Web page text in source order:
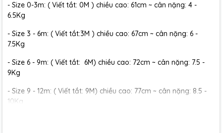
- Size 0-3m: ( Viết tắt: 0M ) chiều cao: 61cm ~ cân nặng: 4 -
6.5Kg
- Size 3 - 6m: ( Viết tắt:3M ) chiều cao: 67cm ~ cân nặng: 6 -
7.5Kg
- Size 6 - 9m: ( Viết tắt: 6M) chiều cao: 72cm ~ cân nặng: 7.5 -
9Kg
- Size 9 - 12m: ( Viết tắt: 9M) chiều cao: 77cm ~ cân nặng: 8.5 -
10Kg